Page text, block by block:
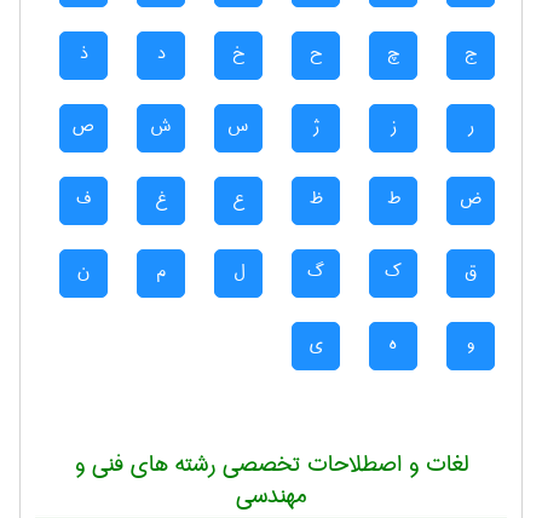
ج چ ح خ د ذ
ر ز ژ س ش ص
ض ط ظ ع غ ف
ق ک گ ل م ن
و ه ی
لغات و اصطلاحات تخصصی رشته های فنی و
مهندسی